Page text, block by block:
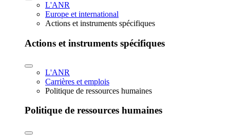
L'ANR
Europe et international
Actions et instruments spécifiques
Actions et instruments spécifiques
L'ANR
Carrières et emplois
Politique de ressources humaines
Politique de ressources humaines